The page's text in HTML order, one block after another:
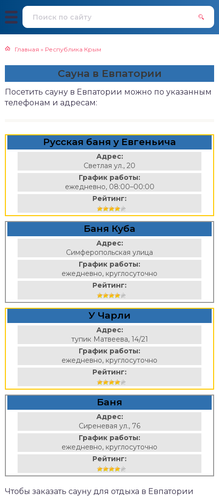
Главная » Республика Крым
Сауна в Евпатории
Посетить сауну в Евпатории можно по указанным
телефонам и адресам:
Русская баня у Евгеньича
Адрес:
Светлая ул., 20
График работы:
ежедневно, 08:00–00:00
Рейтинг:
Баня Куба
Адрес:
Симферопольская улица
График работы:
ежедневно, круглосуточно
Рейтинг:
У Чарли
Адрес:
тупик Матвеева, 14/21
График работы:
ежедневно, круглосуточно
Рейтинг:
Баня
Адрес:
Сиреневая ул., 76
График работы:
ежедневно, круглосуточно
Рейтинг:
Чтобы заказать сауну для отдыха в Евпатории